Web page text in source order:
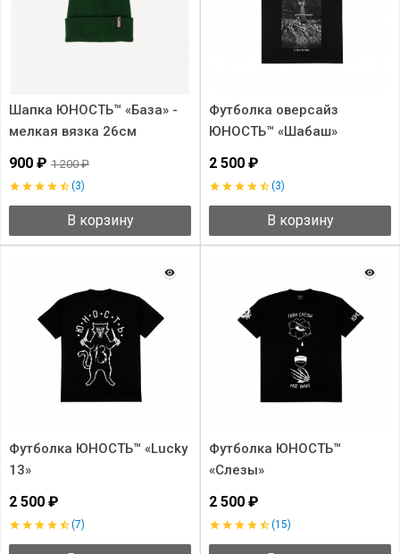
Шапка ЮНОСТЬ™ «База» -
мелкая вязка 26см
900 ₽ 1 200 ₽
(3)
В корзину
Футболка оверсайз
ЮНОСТЬ™ «Шабаш»
2 500 ₽
(3)
В корзину
Футболка ЮНОСТЬ™ «Lucky
13»
2 500 ₽
(7)
Футболка ЮНОСТЬ™
«Слезы»
2 500 ₽
(15)